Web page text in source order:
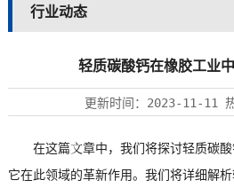
行业动态
轻质碳酸钙在橡胶工业
更新时间： 2023-11-11
在这篇文章中，我们将探讨轻质碳
它在此领域的革新作用。我们将详细解析